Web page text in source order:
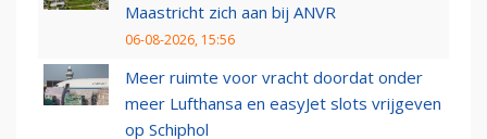
Maastricht zich aan bij ANVR
06-08-2026, 15:56
Meer ruimte voor vracht doordat onder
meer Lufthansa en easyJet slots vrijgeven
op Schiphol